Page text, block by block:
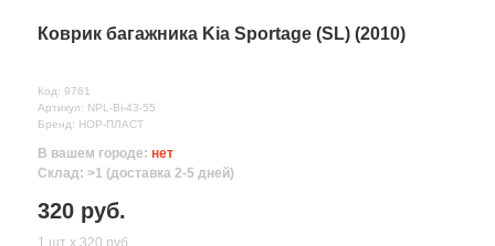
Коврик багажника Kia Sportage (SL) (2010)
Код: 9761
Артикул: NPL-Bi-43-55
Бренд: НОР-ПЛАСТ
В вашем городе: нет
Склад: >1 (доставка 2-5 дней)
320 руб.
1 шт х 320 руб.